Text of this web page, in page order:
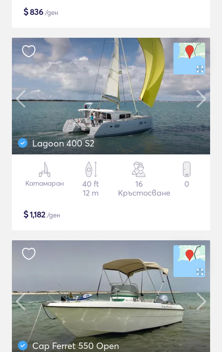
$836 /ден
Lagoon 400 S2
Катамаран
40 ft
12 m
16
Кръстосване
0
$1,182/ден
Cap Ferret 550 Open